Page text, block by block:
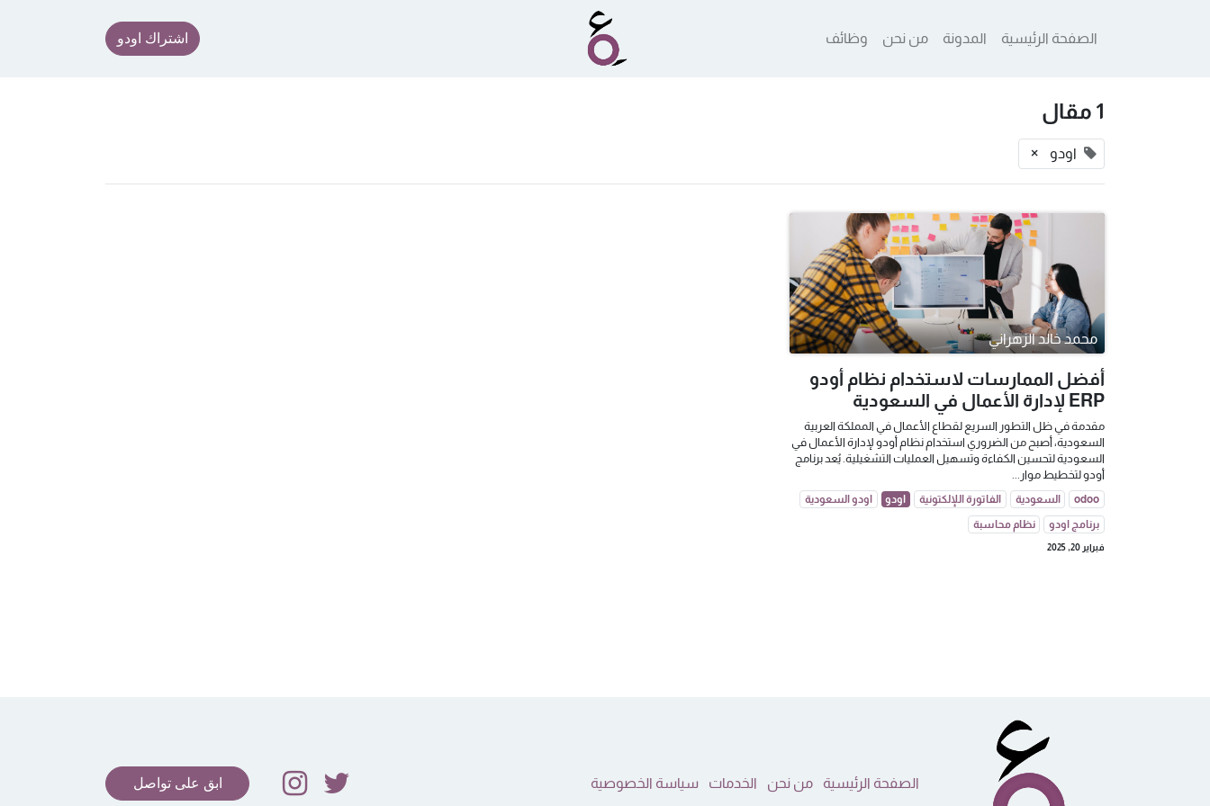
اشتراك اودو الصفحة الرئيسية المدونة من نحن وظائف
1 مقال
اودو ×
محمد خالد الزهراني
أفضل الممارسات لاستخدام نظام أودو
ERP لإدارة الأعمال في السعودية
مقدمة في ظل التطور السريع لقطاع الأعمال في المملكة العربية
السعودية، أصبح من الضروري استخدام نظام أودو لإدارة الأعمال في
السعودية لتحسين الكفاءة وتسهيل العمليات التشغيلية. يُعد برنامج
أودو لتخطيط موار...
odoo السعودية الفاتورة اللإلكتونية اودو
اودو السعودية
برنامج اودو
نظام محاسبة
فبراير 20, 2025
الصفحة الرئيسية من نحن الخدمات سياسة الخصوصية ابق على تواصل